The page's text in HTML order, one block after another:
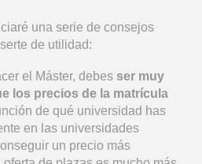
una serie de consejos
de utilidad:
el Máster, debes ser muy
los precios de la matrícula
de qué universidad has
en las universidades
un precio más